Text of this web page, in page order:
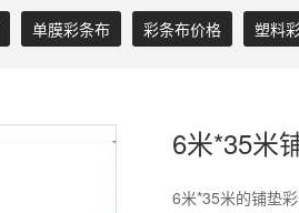
单膜彩条布 彩条布价格 塑料
6米*35米
6米*35米的铺垫